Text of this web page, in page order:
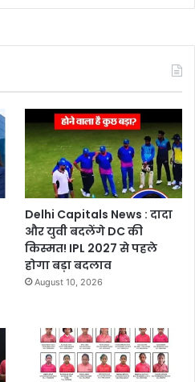
Delhi Capitals News : दादा
और युवी बदलेंगे DC की
किस्मत! IPL 2027 से पहले
होगा बड़ा बदलाव
August 10, 2026